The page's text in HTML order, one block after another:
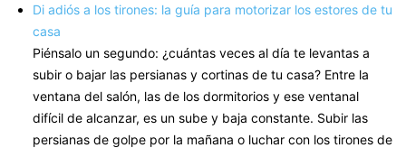
Di adiós a los tirones: la guía para motorizar los estores de tu
casa
Piénsalo un segundo: ¿cuántas veces al día te levantas a
subir o bajar las persianas y cortinas de tu casa? Entre la
ventana del salón, las de los dormitorios y ese ventanal
difícil de alcanzar, es un sube y baja constante. Subir las
persianas de golpe por la mañana o luchar con los tirones de